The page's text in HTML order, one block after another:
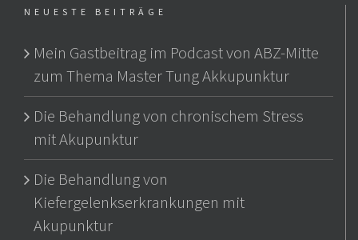
NEUESTE BEITRÄGE
Mein Gastbeitrag im Podcast von ABZ-Mitte
zum Thema Master Tung Akkupunktur
Die Behandlung von chronischem Stress
mit Akupunktur
Die Behandlung von
Kiefergelenkserkrankungen mit
Akupunktur